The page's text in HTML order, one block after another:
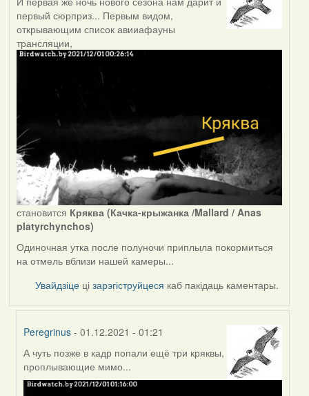
первый сюрприз... Первым видом,
открывающим список авииафауны
трансляции,
становится Кряква (Качка-крыжанка /Mallard / Anas
platyrchynchos)
Одиночная утка после полуночи приплыла покормиться
на отмель вблизи нашей камеры...
Увайдзіце цізарэгіструйцеся каб пакідаць каментары.
Peregrinus - 01.12.2021 - 01:21
In
reply
to
А чуть позже в кадр попали ещё три кряквы,
проплывающие мимо...